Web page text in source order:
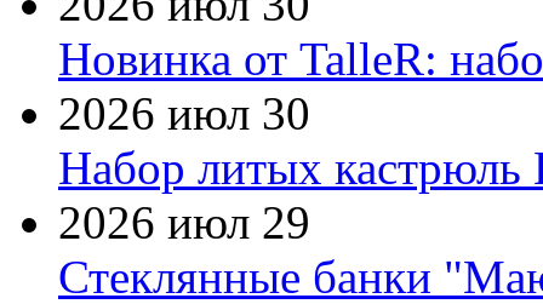
Новинка от TalleR:
2026 июл 30
Набор литых кастрюль
2026 июл 29
Стеклянные банки